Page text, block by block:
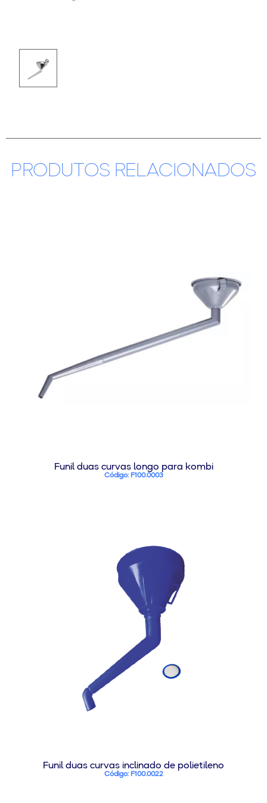
PRODUTOS RELACIONADOS
Funil duas curvas longo para kombi
Código: F100.0003
Funil duas curvas inclinado de polietileno
Código: F100.0022